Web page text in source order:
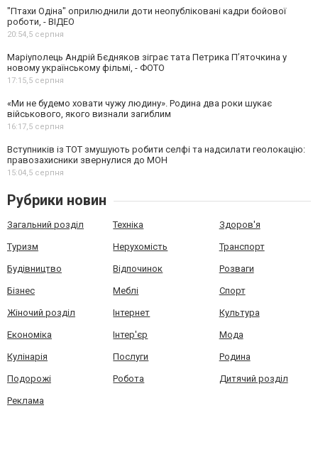
"Птахи Одіна" оприлюднили доти неопубліковані кадри бойової
роботи, - ВІДЕО
20:54,5 серпня
Маріуполець Андрій Бєдняков зіграє тата Петрика П’яточкина у
новому українському фільмі, - ФОТО
17:15,5 серпня
«Ми не будемо ховати чужу людину». Родина два роки шукає
військового, якого визнали загиблим
16:17,5 серпня
Вступників із ТОТ змушують робити селфі та надсилати геолокацію:
правозахисники звернулися до МОН
15:04,5 серпня
Рубрики новин
Загальний розділ Техніка Здоров'я
Туризм Нерухомість Транспорт
Будівництво Відпочинок Розваги
Бізнес Меблі Спорт
Жіночий розділ Інтернет Культура
Економіка Інтер'єр Мода
Кулінарія Послуги Родина
Подорожі Робота Дитячий розділ
Реклама